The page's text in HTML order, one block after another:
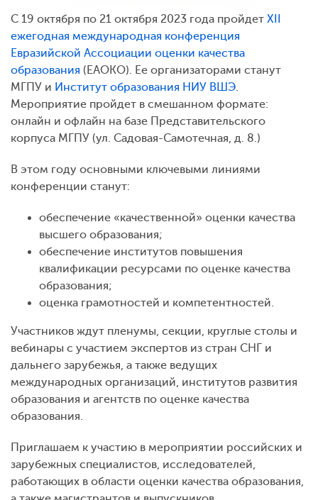
С 19 октября по 21 октября 2023 года пройдет XII
ежегодная международная конференция
Евразийской Ассоциации оценки качества
образования (ЕАОКО). Ее организаторами станут
МГПУ и Институт образования НИУ ВШЭ.
Мероприятие пройдет в смешанном формате:
онлайн и офлайн на базе Представительского
корпуса МГПУ (ул. Садовая-Самотечная, д. 8.)
В этом году основными ключевыми линиями
конференции станут:
обеспечение «качественной» оценки качества
высшего образования;
обеспечение институтов повышения
квалификации ресурсами по оценке качества
образования;
оценка грамотностей и компетентностей.
Участников ждут пленумы, секции, круглые столы и
вебинары с участием экспертов из стран СНГ и
дальнего зарубежья, а также ведущих
международных организаций, институтов развития
образования и агентств по оценке качества
образования.
Приглашаем к участию в мероприятии российских и
зарубежных специалистов, исследователей,
работающих в области оценки качества образования,